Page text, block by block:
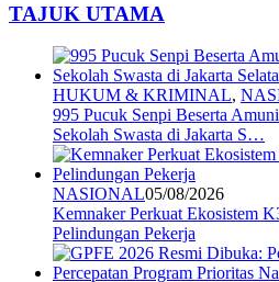
TAJUK UTAMA
HUKUM & KRIMINAL,
995 Pucuk Senpi Beserta
Sekolah Swasta di Jakarta S…
NASIONAL05/08/2026
Kemnaker Perkuat Ekosistem
Pelindungan Pekerja